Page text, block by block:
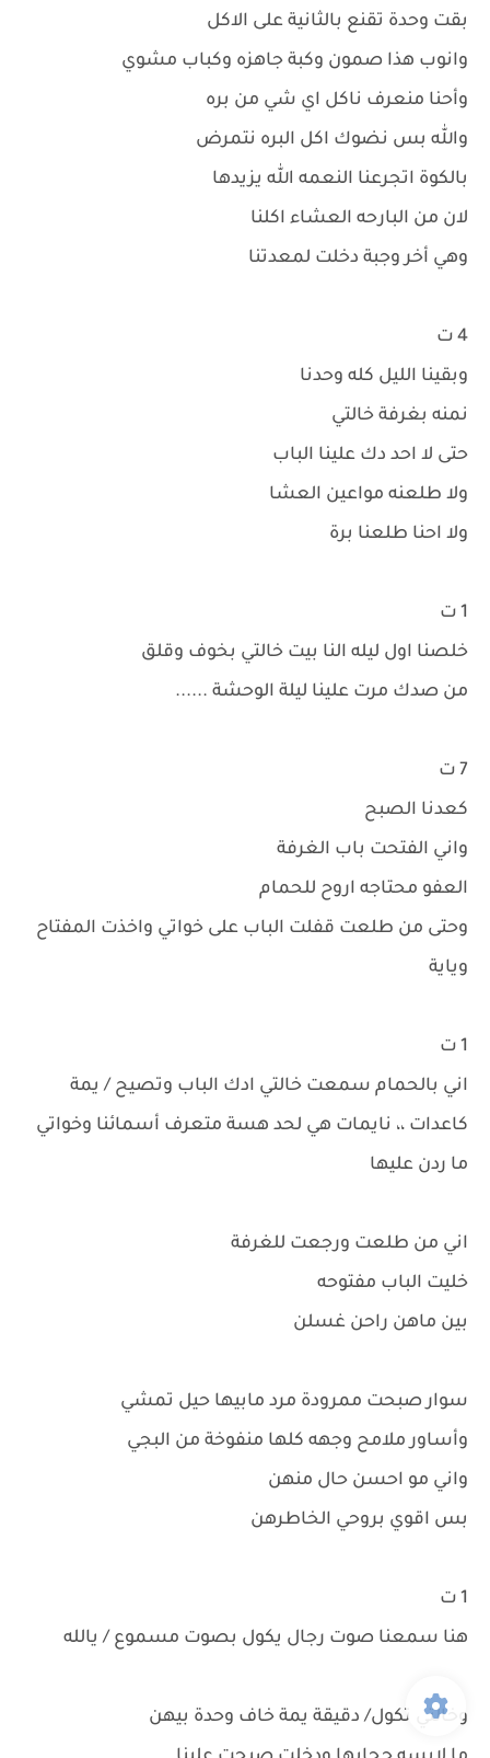
بقت وحدة تقنع بالثانية على الاكل
وانوب هذا صمون وكبة جاهزه وكباب مشوي
وأحنا منعرف ناكل اي شي من بره
والله بس نضوك اكل البره نتمرض
بالكوة اتجرعنا النعمه الله يزيدها
لان من البارحه العشاء اكلنا
وهي أخر وجبة دخلت لمعدتنا
4 ت
وبقينا الليل كله وحدنا
نمنه بغرفة خالتي
حتى لا احد دك علينا الباب
ولا طلعنه مواعين العشا
ولا احنا طلعنا برة
1 ت
خلصنا اول ليله النا بيت خالتي بخوف وقلق
من صدك مرت علينا ليلة الوحشة ......
7 ت
كعدنا الصبح
واني الفتحت باب الغرفة
العفو محتاجه اروح للحمام
وحتى من طلعت قفلت الباب على خواتي واخذت المفتاح
وياية
1 ت
اني بالحمام سمعت خالتي ادك الباب وتصيح / يمة
كاعدات ،، نايمات هي لحد هسة متعرف أسمائنا وخواتي
ما ردن عليها
اني من طلعت ورجعت للغرفة
خليت الباب مفتوحه
بين ماهن راحن غسلن
سوار صبحت ممرودة مرد مابيها حيل تمشي
وأساور ملامح وجهه كلها منفوخة من البجي
واني مو احسن حال منهن
بس اقوي بروحي الخاطرهن
1 ت
هنا سمعنا صوت رجال يكول بصوت مسموع / يالله
وخالتي تكول/ دقيقة يمة خاف وحدة بيهن